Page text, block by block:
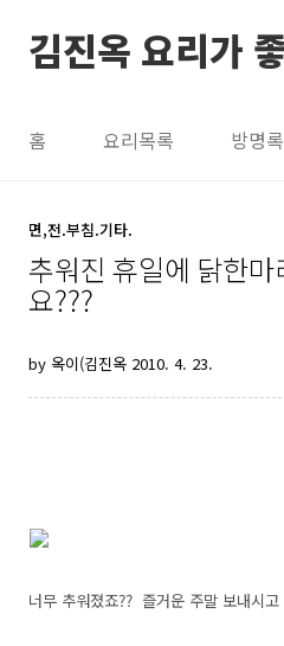
김진옥 요리가
홈 요리목록 방명록
면,전.부침.기타.
추워진 휴일에 닭한
요???
by 옥이(김진옥 2010. 4. 23.
너무 추워졌죠?? 즐거운 주말 보내시고